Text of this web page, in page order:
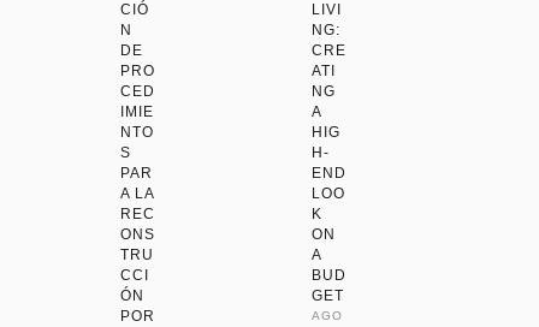
CIÓ
N
DE
PRO
CED
IMIE
NTO
S
PAR
A LA
REC
ONS
TRU
CCI
ÓN
POR
LIVI
NG:
CRE
ATI
NG
A
HIG
H-
END
LOO
K
ON
A
BUD
GET
AGO